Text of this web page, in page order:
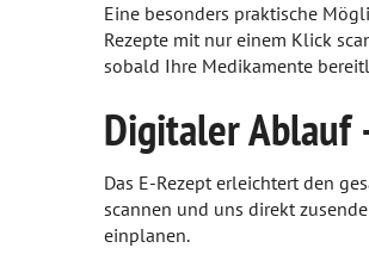
Orthopädie und
Rheumatologische
Blut, Krebs und Infektionen
Haut, Haare und Nägel
Psychische Erkrankungen
Eine besonders praktische
Rezepte mit nur einem Klick
sobald Ihre Medikamente
Digitaler Ablauf
Das E-Rezept erleichtert den
scannen und uns direkt
einplanen.